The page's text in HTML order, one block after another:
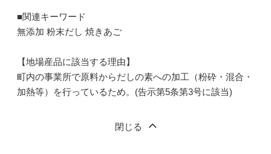
■関連キーワード
無添加 粉末だし 焼きあご
【地場産品に該当する理由】
町内の事業所で原料からだしの素への加工（粉砕・混合・
加熱等）を行っているため。(告示第5条第3号に該当)
閉じる